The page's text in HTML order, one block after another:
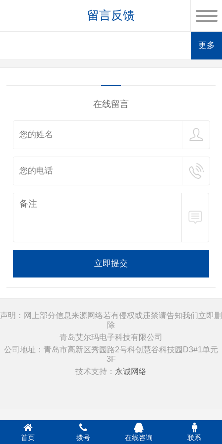
留言反馈
更多
在线留言
立即提交
声明：网上部分信息来源网络若有侵权或违禁请告知我们立即删
除
青岛艾尔玛电子科技有限公司
公司地址：青岛市高新区秀园路2号科创慧谷科技园D3#1单元
3F
技术支持： 永诚网络
首页 拨号 在线咨询 联系